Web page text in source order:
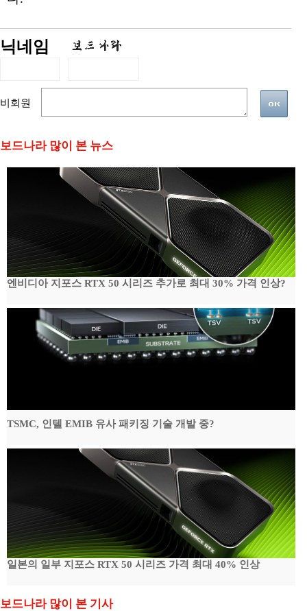
닉네임
비회원
보드나라 많이 본 뉴스
엔비디아 지포스 RTX 50 시리즈 추가로 최대 30% 가격 인상?
TSMC, 인텔 EMIB 유사 패키징 기술 개발 중?
일본의 일부 지포스 RTX 50 시리즈 가격 최대 40% 인상
보드나라 많이 본 기사